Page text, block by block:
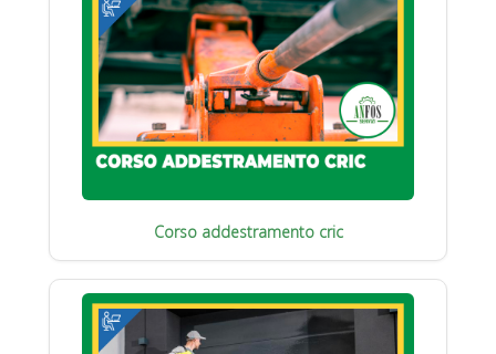
Corso addestramento cric